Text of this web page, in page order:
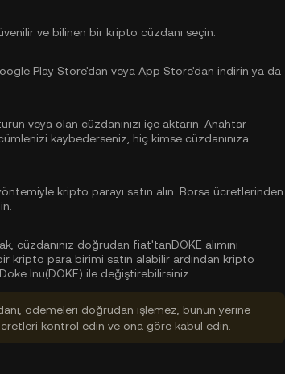
ve bilinen bir kripto cüzdanı seçin.
Play Store'dan veya App Store'dan indirin ya da
veya olan cüzdanınızı içe aktarın. Anahtar
kaybederseniz, hiç kimse cüzdanınıza
kripto parayı satın alın. Borsa ücretlerinden
cüzdanınız doğrudan fiat'tanDOKE alımını
kripto para birimi satın alabilir ardından kripto
Inu(DOKE) ile değiştirebilirsiniz.
ödemeleri doğrudan işlemez, bunun yerine
kontrol edin ve ona göre kabul edin.